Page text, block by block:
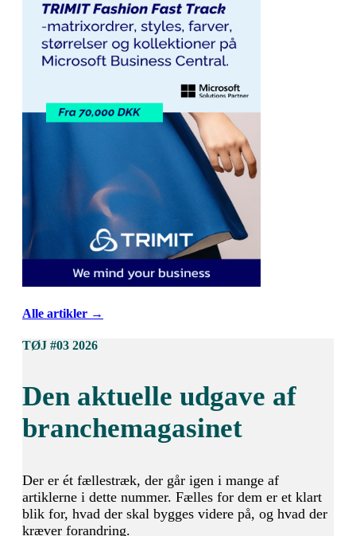
Alle artikler →
TØJ #03 2026
Den aktuelle udgave af
branchemagasinet
Der er ét fællestræk, der går igen i mange af
artiklerne i dette nummer. Fælles for dem er et klart
blik for, hvad der skal bygges videre på, og hvad der
kræver forandring.